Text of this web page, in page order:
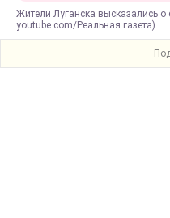
Жители Луганска высказались
youtube.com/Реальная газета)